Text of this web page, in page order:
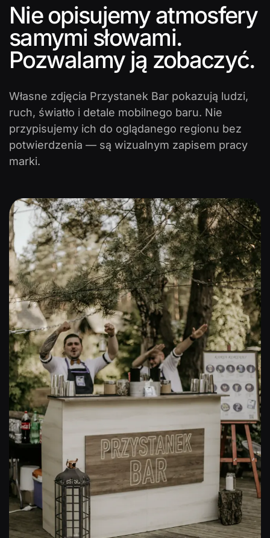
Nie opisujemy atmosfery
samymi słowami.
Pozwalamy ją zobaczyć.
Własne zdjęcia Przystanek Bar pokazują ludzi,
ruch, światło i detale mobilnego baru. Nie
przypisujemy ich do oglądanego regionu bez
potwierdzenia — są wizualnym zapisem pracy
marki.